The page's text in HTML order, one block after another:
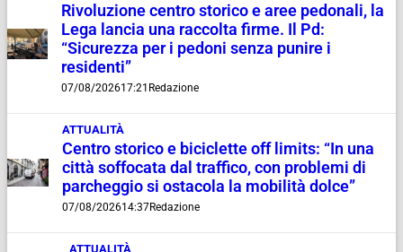
Rivoluzione centro storico e aree pedonali, la
Lega lancia una raccolta firme. Il Pd:
“Sicurezza per i pedoni senza punire i
residenti”
07/08/202617:21 Redazione
ATTUALITÀ
Centro storico e biciclette off limits: “In una
città soffocata dal traffico, con problemi di
parcheggio si ostacola la mobilità dolce”
07/08/202614:37Redazione
ATTUALITÀ